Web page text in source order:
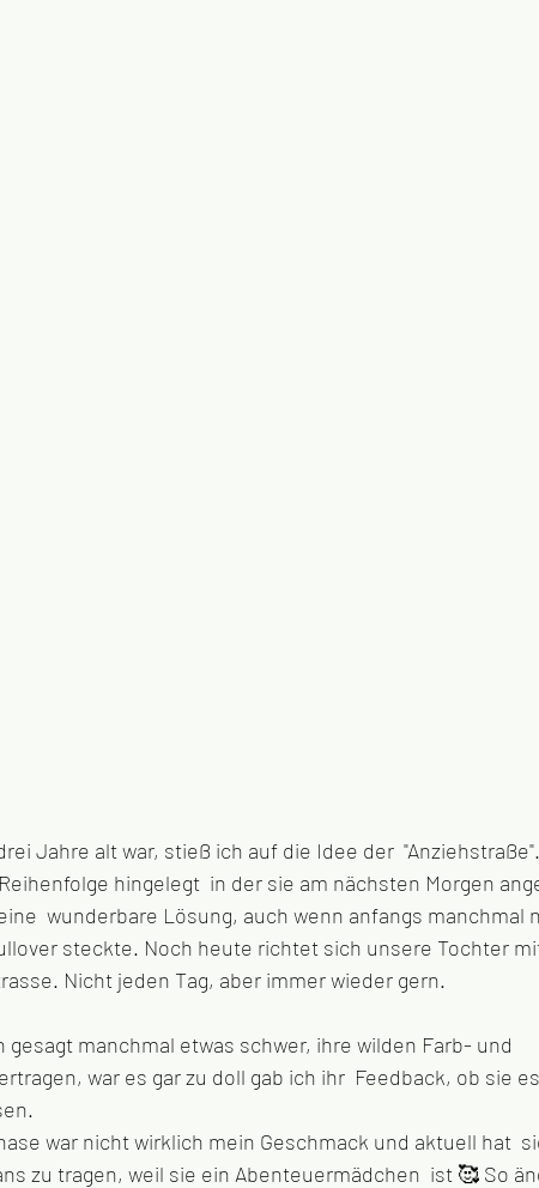
Jahre alt war, stieß ich auf die Idee der
hingelegt  in der sie am nächsten Morgen
wunderbare Lösung, auch wenn anfangs manchmal
steckte. Noch heute richtet sich unsere Tochter
Nicht jeden Tag, aber immer wieder gern.
gesagt manchmal etwas schwer, ihre wilden Farb- und
war es gar zu doll gab ich ihr  Feedback, ob sie
war nicht wirklich mein Geschmack und aktuell hat
zu tragen, weil sie ein Abenteuermädchen  ist 🥰 So